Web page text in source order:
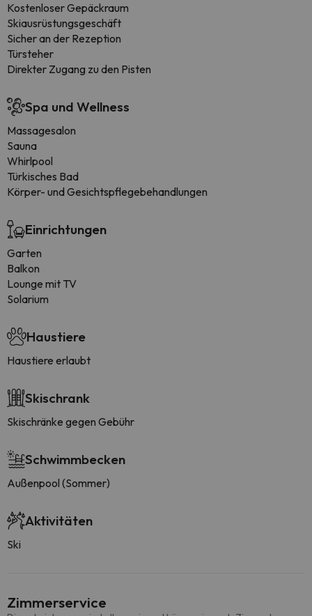
Kostenloser Gepäckraum
Skiausrüstungsgeschäft
Sicher an der Rezeption
Türsteher
Direkter Zugang zu den Pisten
Spa und Wellness
Massagesalon
Sauna
Whirlpool
Türkisches Bad
Körper- und Gesichtspflegebehandlungen
Einrichtungen
Garten
Balkon
Lounge mit TV
Solarium
Haustiere
Haustiere erlaubt
Skischrank
Skischränke gegen Gebühr
Schwimmbecken
Außenpool (Sommer)
Aktivitäten
Ski
Zimmerservice